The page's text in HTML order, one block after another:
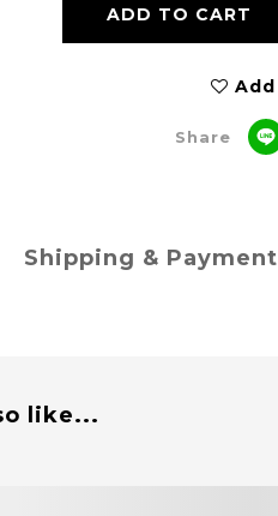
ADD TO CART
Share
Shipping & Payment
like...